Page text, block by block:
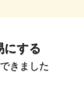
にする
きました